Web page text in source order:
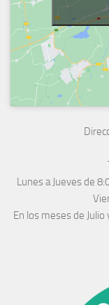
Lunes a Jueves de
En los meses de